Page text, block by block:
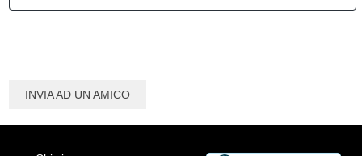
INVIA AD UN AMICO